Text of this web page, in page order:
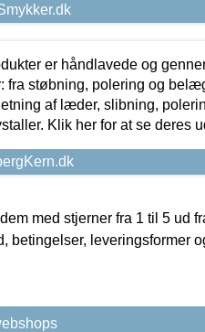
er håndlavede og
fra støbning, polering og
af læder, slibning,
Klik her for at se deres
med stjerner fra 1 til 5 ud
betingelser, leveringsformer